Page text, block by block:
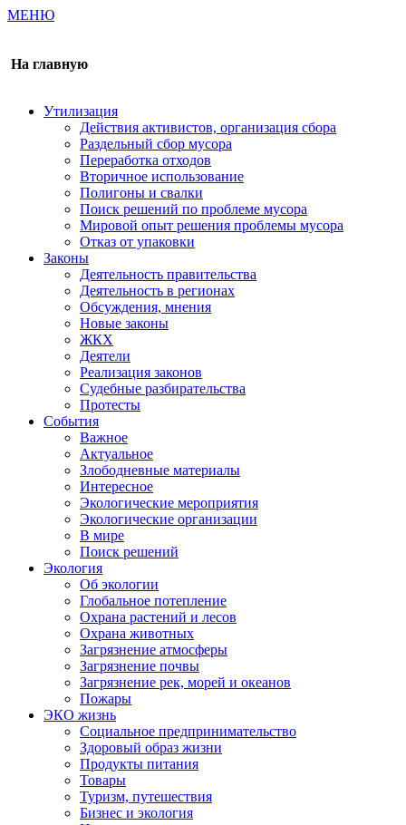
МЕНЮ
На главную
Утилизация
Действия активистов, организация сбора
Раздельный сбор мусора
Переработка отходов
Вторичное использование
Полигоны и свалки
Поиск решений по проблеме мусора
Мировой опыт решения проблемы мусора
Отказ от упаковки
Законы
Деятельность правительства
Деятельность в регионах
Обсуждения, мнения
Новые законы
ЖКХ
Деятели
Реализация законов
Судебные разбирательства
Протесты
События
Важное
Актуальное
Злободневные материалы
Интересное
Экологические мероприятия
Экологические организации
В мире
Поиск решений
Экология
Об экологии
Глобальное потепление
Охрана растений и лесов
Охрана животных
Загрязнение атмосферы
Загрязнение почвы
Загрязнение рек, морей и океанов
Пожары
ЭКО жизнь
Социальное предпринимательство
Здоровый образ жизни
Продукты питания
Товары
Туризм, путешествия
Бизнес и экология